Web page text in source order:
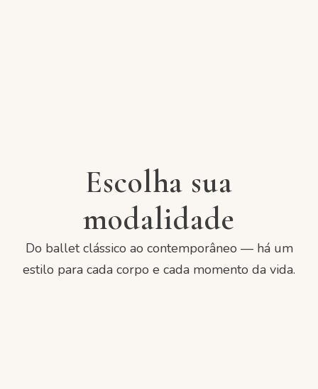
Escolha sua
modalidade
Do ballet clássico ao contemporâneo — há um
estilo para cada corpo e cada momento da vida.